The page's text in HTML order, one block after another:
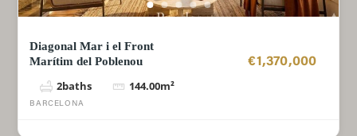
Diagonal Mar i el Front
Marítim del Poblenou
€1,370,000
2baths 144.00m²
BARCELONA